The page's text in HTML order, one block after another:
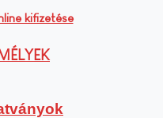
kifizetése